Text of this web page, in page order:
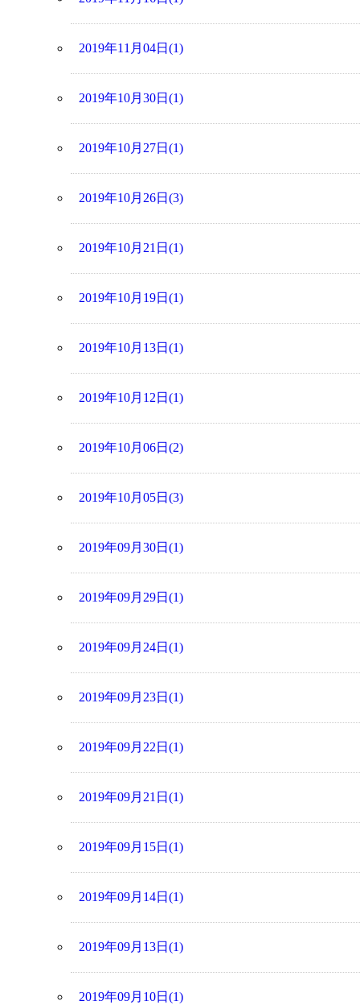
2019年11月04日(1)
2019年10月30日(1)
2019年10月27日(1)
2019年10月26日(3)
2019年10月21日(1)
2019年10月19日(1)
2019年10月13日(1)
2019年10月12日(1)
2019年10月06日(2)
2019年10月05日(3)
2019年09月30日(1)
2019年09月29日(1)
2019年09月24日(1)
2019年09月23日(1)
2019年09月22日(1)
2019年09月21日(1)
2019年09月15日(1)
2019年09月14日(1)
2019年09月13日(1)
2019年09月10日(1)